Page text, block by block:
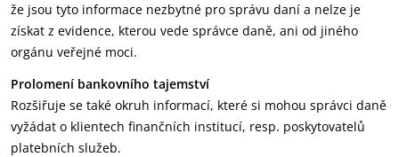
že jsou tyto informace nezbytné pro správu daní a nelze je
získat z evidence, kterou vede správce daně, ani od jiného
orgánu veřejné moci.
Prolomení bankovního tajemství
Rozšiřuje se také okruh informací, které si mohou správci daně
vyžádat o klientech finančních institucí, resp. poskytovatelů
platebních služeb.